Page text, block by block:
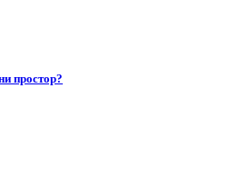
простор?